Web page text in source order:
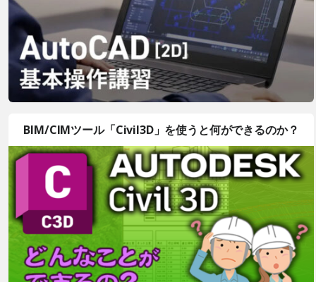
BIM/CIMツール「Civil3D」を使うと何ができるのか？